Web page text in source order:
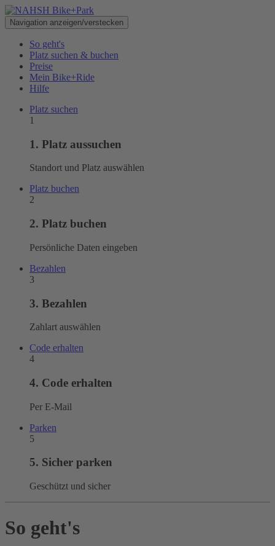
Navigation anzeigen/verstecken
So geht's
Platz suchen & buchen
Preise
Mein Bike+Ride
Hilfe
Platz suchen
1
1. Platz aussuchen
Standort und Platz auswählen
Platz buchen
2
2. Platz buchen
Persönliche Daten eingeben
Bezahlen
3
3. Bezahlen
Zahlart auswählen
Code erhalten
4
4. Code erhalten
Per E-Mail
Parken
5
5. Sicher parken
Geschützt und sicher
So geht's